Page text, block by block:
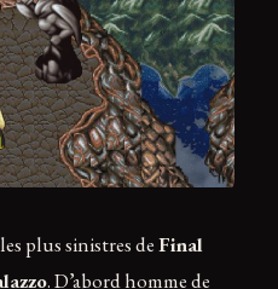
plus sinistres deFinal
. D’abord homme de